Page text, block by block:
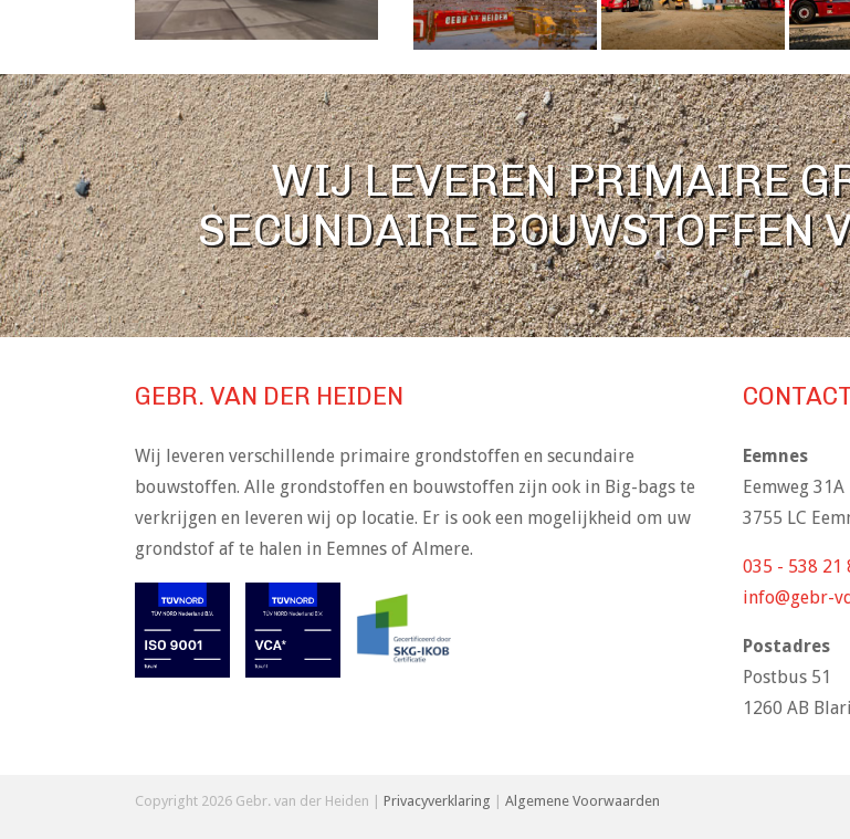
WIJ LEVEREN PRIMAIRE
SECUNDAIRE BOUWSTOFFEN
GEBR. VAN DER HEIDEN
Wij leveren verschillende primaire grondstoffen en secundaire
bouwstoffen. Alle grondstoffen en bouwstoffen zijn ook in Big-bags te
verkrijgen en leveren wij op locatie. Er is ook een mogelijkheid om uw
grondstof af te halen in Eemnes of Almere.
Eemnes
Eemweg 31A
3755 LC
035 - 538 21
info@gebr-
Postadres
Postbus 51
1260 AB
Copyright 2026 Gebr. van der Heiden | Privacyverklaring Algemene Voorwaarden